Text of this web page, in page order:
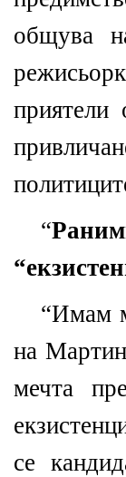
общува
приятели
“
“Имам
на
мечта
се